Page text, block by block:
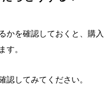
かを確認しておくと、購入
す。
認してみてください。